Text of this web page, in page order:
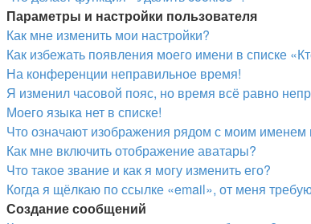
Параметры и настройки пользователя
Как мне изменить мои настройки?
Как избежать появления моего имени в списке
На конференции неправильное время!
Я изменил часовой пояс, но время всё равно
Моего языка нет в списке!
Что означают изображения рядом с моим именем
Как мне включить отображение аватары?
Что такое звание и как я могу изменить его?
Когда я щёлкаю по ссылке «email», от меня
Создание сообщений